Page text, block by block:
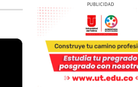
Previous
Previous